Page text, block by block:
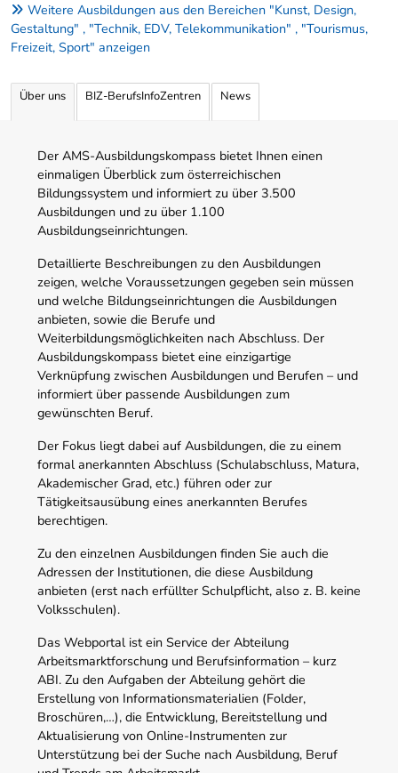
Weitere Ausbildungen aus den Bereichen "Kunst, Design,
Gestaltung" , "Technik, EDV, Telekommunikation" , "Tourismus,
Freizeit, Sport" anzeigen
Über uns BIZ-BerufsInfoZentren News
Der AMS-Ausbildungskompass bietet Ihnen einen
einmaligen Überblick zum österreichischen
Bildungssystem und informiert zu über 3.500
Ausbildungen und zu über 1.100
Ausbildungseinrichtungen.
Detaillierte Beschreibungen zu den Ausbildungen
zeigen, welche Voraussetzungen gegeben sein müssen
und welche Bildungseinrichtungen die Ausbildungen
anbieten, sowie die Berufe und
Weiterbildungsmöglichkeiten nach Abschluss. Der
Ausbildungskompass bietet eine einzigartige
Verknüpfung zwischen Ausbildungen und Berufen – und
informiert über passende Ausbildungen zum
gewünschten Beruf.
Der Fokus liegt dabei auf Ausbildungen, die zu einem
formal anerkannten Abschluss (Schulabschluss, Matura,
Akademischer Grad, etc.) führen oder zur
Tätigkeitsausübung eines anerkannten Berufes
berechtigen.
Zu den einzelnen Ausbildungen finden Sie auch die
Adressen der Institutionen, die diese Ausbildung
anbieten (erst nach erfüllter Schulpflicht, also z. B. keine
Volksschulen).
Das Webportal ist ein Service der Abteilung
Arbeitsmarktforschung und Berufsinformation – kurz
ABI. Zu den Aufgaben der Abteilung gehört die
Erstellung von Informationsmaterialien (Folder,
Broschüren,…), die Entwicklung, Bereitstellung und
Aktualisierung von Online-Instrumenten zur
Unterstützung bei der Suche nach Ausbildung, Beruf